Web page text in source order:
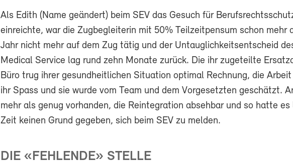
Als Edith (Name geändert) beim SEV das Gesuch für
einreichte, war die Zugbegleiterin mit 50% Teilzeitpensum schon mehr
Jahr nicht mehr auf dem Zug tätig und der Untauglichkeitsentscheid
Medical Service lag rund zehn Monate zurück. Die ihr zugeteilte
Büro trug ihrer gesundheitlichen Situation optimal Rechnung, die
ihr Spass und sie wurde vom Team und dem Vorgesetzten geschätzt.
mehr als genug vorhanden, die Reintegration absehbar und so hatte es
Zeit keinen Grund gegeben, sich beim SEV zu melden.
DIE «FEHLENDE» STELLE